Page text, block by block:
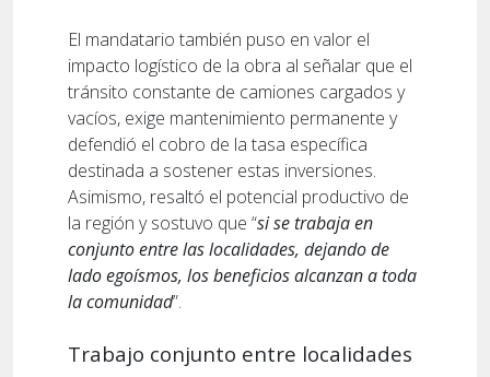
El mandatario también puso en valor el
impacto logístico de la obra al señalar que el
tránsito constante de camiones cargados y
vacíos, exige mantenimiento permanente y
defendió el cobro de la tasa específica
destinada a sostener estas inversiones.
Asimismo, resaltó el potencial productivo de
la región y sostuvo que “si se trabaja en
conjunto entre las localidades, dejando de
lado egoísmos, los beneficios alcanzan a toda
la comunidad”.
Trabajo conjunto entre localidades